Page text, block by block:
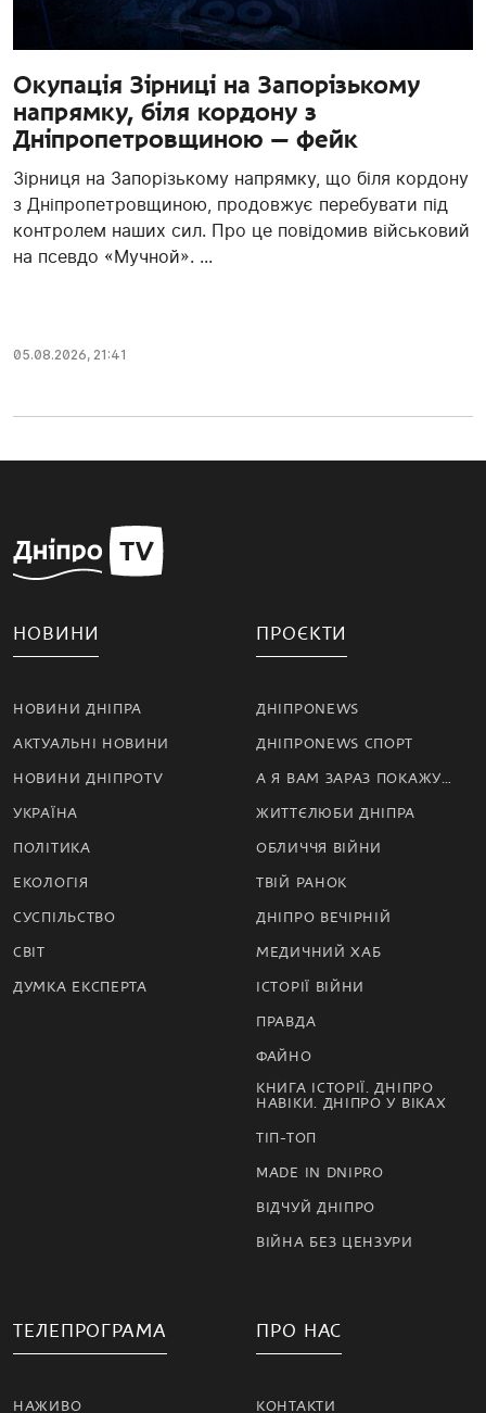
Окупація Зірниці на Запорізькому
напрямку, біля кордону з
Дніпропетровщиною — фейк
Зірниця на Запорізькому напрямку, що біля кордону
з Дніпропетровщиною, продовжує перебувати під
контролем наших сил. Про це повідомив військовий
на псевдо «Мучной». ...
05.08.2026, 21:41
НОВИНИ
НОВИНИ ДНІПРА
АКТУАЛЬНІ НОВИНИ
НОВИНИ ДНІПРОTV
УКРАЇНА
ПОЛІТИКА
ЕКОЛОГІЯ
СУСПІЛЬСТВО
СВІТ
ДУМКА ЕКСПЕРТА
ПРОЄКТИ
ДНІПРОNEWS
ДНІПРОNEWS СПОРТ
А Я ВАМ ЗАРАЗ ПОКАЖУ…
ЖИТТЄЛЮБИ ДНІПРА
ОБЛИЧЧЯ ВІЙНИ
ТВІЙ РАНОК
ДНІПРО ВЕЧІРНІЙ
МЕДИЧНИЙ ХАБ
ІСТОРІЇ ВІЙНИ
ПРАВДА
ФАЙНО
КНИГА ІСТОРІЇ. ДНІПРО
НАВІКИ. ДНІПРО У ВІКАХ
ТІП-ТОП
MADE IN DNIPRO
ВІДЧУЙ ДНІПРО
ВІЙНА БЕЗ ЦЕНЗУРИ
ТЕЛЕПРОГРАМА
НАЖИВО
ПРО НАС
КОНТАКТИ